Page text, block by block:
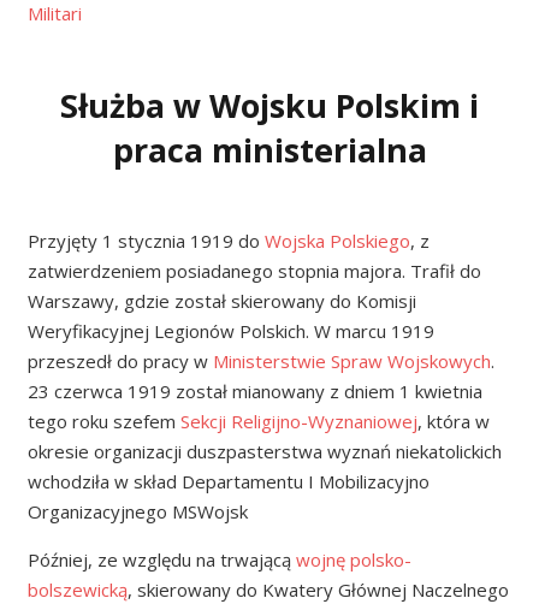
Militari
Służba w Wojsku Polskim i
praca ministerialna
Przyjęty 1 stycznia 1919 do Wojska Polskiego, z
zatwierdzeniem posiadanego stopnia majora. Trafił do
Warszawy, gdzie został skierowany do Komisji
Weryfikacyjnej Legionów Polskich. W marcu 1919
przeszedł do pracy w Ministerstwie Spraw Wojskowych.
23 czerwca 1919 został mianowany z dniem 1 kwietnia
tego roku szefem Sekcji Religijno-Wyznaniowej, która w
okresie organizacji duszpasterstwa wyznań niekatolickich
wchodziła w skład Departamentu I Mobilizacyjno
Organizacyjnego MSWojsk
Później, ze względu na trwającą wojnę polsko-
bolszewicką, skierowany do Kwatery Głównej Naczelnego